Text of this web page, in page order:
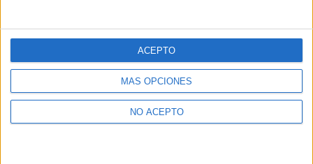
MÁS OPCIONES
NO ACEPTO
ACEPTO